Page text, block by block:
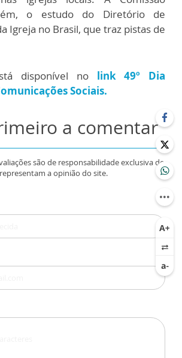
o estudo do Diretório de
Igreja no Brasil, que traz pistas de
disponível no link 49º Dia
Sociais.
a comentar
são de responsabilidade exclusiva de
a opinião do site.